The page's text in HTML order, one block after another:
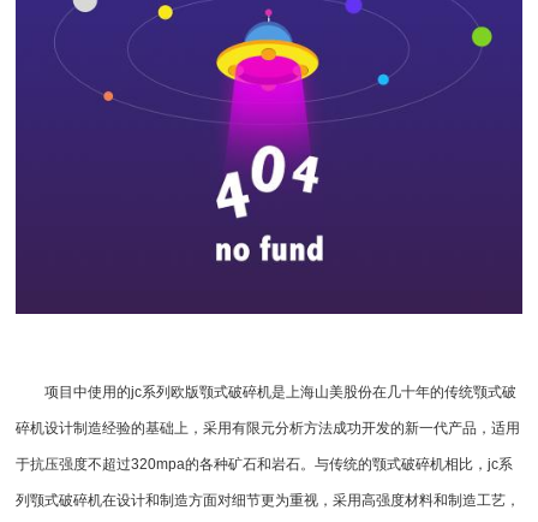
项目中使用的jc系列欧版颚式破碎机是上海山美股份在几十年的传统颚式破
碎机设计制造经验的基础上，采用有限元分析方法成功开发的新一代产品，适用
于抗压强度不超过320mpa的各种矿石和岩石。与传统的颚式破碎机相比，jc系
列颚式破碎机在设计和制造方面对细节更为重视，采用高强度材料和制造工艺，